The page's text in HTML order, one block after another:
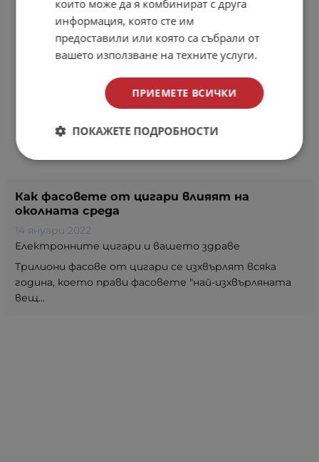
Как фасовете от цигари влияят на
околната среда
14 януари 2022
Електронните цигари и вашето здраве
Трилиони фасове от цигари се изхвърлят всяка
година, което прави фасовете "най-изхвърляната
вещ...
които може да я комбинират с друга
информация, която сте им
предоставили или която са събрали от
вашето използване на техните услуги.
ПРИЕМЕТЕ ВСИЧКИ
ПОКАЖЕТЕ ПОДРОБНОСТИ